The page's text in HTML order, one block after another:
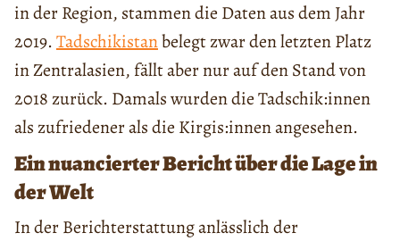
in der Region, stammen die Daten aus dem Jahr
2019.Tadschikistanbelegt zwar den letzten Platz
in Zentralasien, fällt aber nur auf den Stand von
2018 zurück. Damals wurden die Tadschik:innen
als zufriedener als die Kirgis:innen angesehen.
Ein nuancierter Bericht über die Lage in
der Welt
In der Berichterstattung anlässlich der